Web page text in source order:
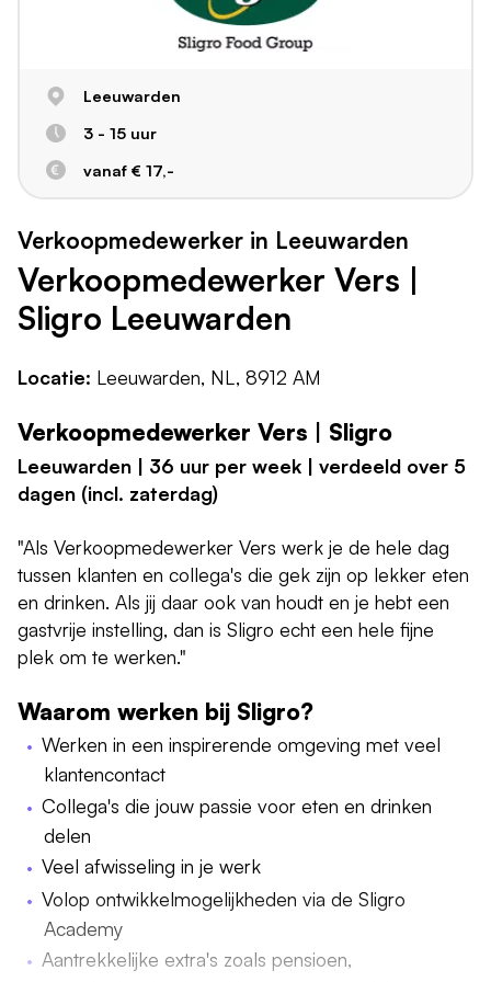
Leeuwarden
3 - 15 uur
vanaf € 17,-
Verkoopmedewerker in Leeuwarden
Verkoopmedewerker Vers |
Sligro Leeuwarden
Locatie: Leeuwarden, NL, 8912 AM
Verkoopmedewerker Vers | Sligro
Leeuwarden | 36 uur per week | verdeeld over 5
dagen (incl. zaterdag)
"Als Verkoopmedewerker Vers werk je de hele dag
tussen klanten en collega's die gek zijn op lekker eten
en drinken. Als jij daar ook van houdt en je hebt een
gastvrije instelling, dan is Sligro echt een hele fijne
plek om te werken."
Waarom werken bij Sligro?
Werken in een inspirerende omgeving met veel
klantencontact
Collega's die jouw passie voor eten en drinken
delen
Veel afwisseling in je werk
Volop ontwikkelmogelijkheden via de Sligro
Academy
Aantrekkelijke extra's zoals pensioen,